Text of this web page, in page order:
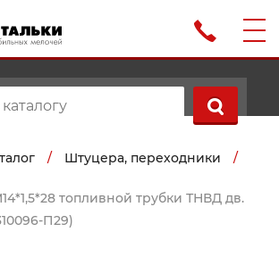
/ Штуцера, переходники /
топливной трубки ТНВД дв.
П29)